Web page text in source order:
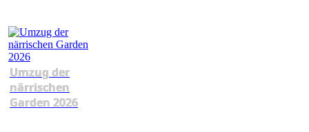
Umzug der
närrischen
Garden 2026